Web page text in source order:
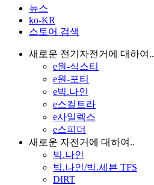
뉴스
ko-KR
스토어 검색
새로운 전기자전거에 대하여..
e원-식스티
e원-포티
e빅.나인
e스컬트라
e사일렉스
e스피더
새로운 자전거에 대하여..
빅.나인
빅.나인/빅.세븐 TFS
DIRT